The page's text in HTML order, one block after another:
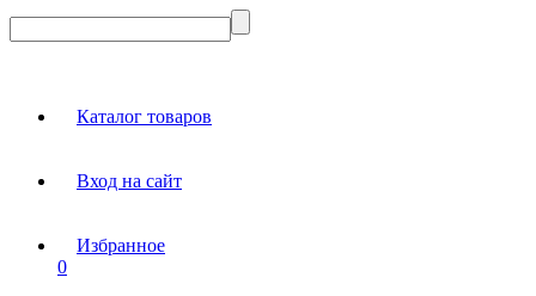
Каталог товаров
Вход на сайт
Избранное
0